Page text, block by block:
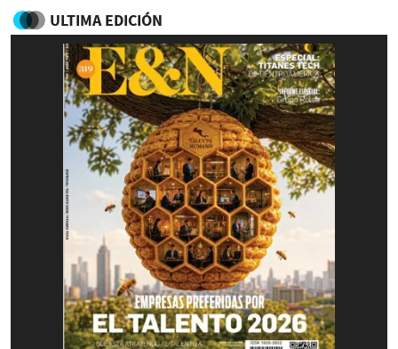
ULTIMA EDICIÓN